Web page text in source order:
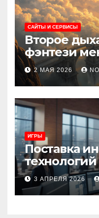
САЙТЫ И СЕРВИСЫ
Второе
фэнтези
культуру
2 МАЯ 2026
ИГРЫ
Поставка
3 АПРЕЛЯ 2026